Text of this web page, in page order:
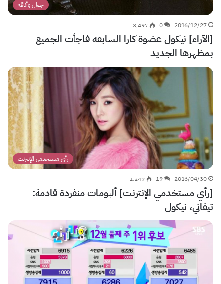
جمال وأناقة
2016/12/27
0 3٬497
[الآراء] نيكول عضوة كارا السابقة فاجأت الجميع
بمظهرها الجديد
رأي مستخدمي الإنترنت
2016/04/30
19 1٬249
[رأي مستخدمي الإنترنت] ألبومات منفردة قادمة:
تيفاني، نيكول